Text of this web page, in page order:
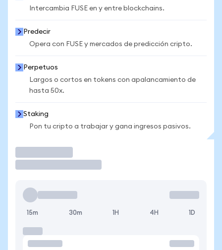
Intercambia FUSE en y entre blockchains.
Predecir
Opera con FUSE y mercados de predicción cripto.
Perpetuos
Largos o cortos en tokens con apalancamiento de
hasta 50x.
Staking
Pon tu cripto a trabajar y gana ingresos pasivos.
15m 30m 1H 4H 1D